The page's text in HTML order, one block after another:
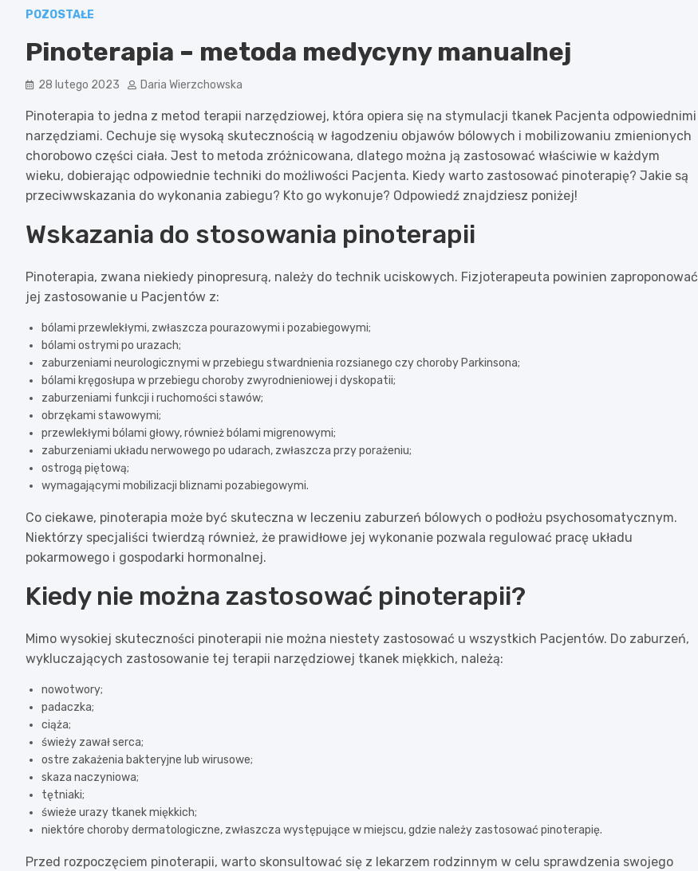
POZOSTAŁE
Pinoterapia – metoda medycyny manualnej
28 lutego 2023 Daria Wierzchowska
Pinoterapia to jedna z metod terapii narzędziowej, która opiera się na stymulacji tkanek Pacjenta odpowiednimi
narzędziami. Cechuje się wysoką skutecznością w łagodzeniu objawów bólowych i mobilizowaniu zmienionych
chorobowo części ciała. Jest to metoda zróżnicowana, dlatego można ją zastosować właściwie w każdym
wieku, dobierając odpowiednie techniki do możliwości Pacjenta. Kiedy warto zastosować pinoterapię? Jakie są
przeciwwskazania do wykonania zabiegu? Kto go wykonuje? Odpowiedź znajdziesz poniżej!
Wskazania do stosowania pinoterapii
Pinoterapia, zwana niekiedy pinopresurą, należy do technik uciskowych. Fizjoterapeuta powinien zaproponować
jej zastosowanie u Pacjentów z:
bólami przewlekłymi, zwłaszcza pourazowymi i pozabiegowymi;
bólami ostrymi po urazach;
zaburzeniami neurologicznymi w przebiegu stwardnienia rozsianego czy choroby Parkinsona;
bólami kręgosłupa w przebiegu choroby zwyrodnieniowej i dyskopatii;
zaburzeniami funkcji i ruchomości stawów;
obrzękami stawowymi;
przewlekłymi bólami głowy, również bólami migrenowymi;
zaburzeniami układu nerwowego po udarach, zwłaszcza przy porażeniu;
ostrogą piętową;
wymagającymi mobilizacji bliznami pozabiegowymi.
Co ciekawe, pinoterapia może być skuteczna w leczeniu zaburzeń bólowych o podłożu psychosomatycznym.
Niektórzy specjaliści twierdzą również, że prawidłowe jej wykonanie pozwala regulować pracę układu
pokarmowego i gospodarki hormonalnej.
Kiedy nie można zastosować pinoterapii?
Mimo wysokiej skuteczności pinoterapii nie można niestety zastosować u wszystkich Pacjentów. Do zaburzeń,
wykluczających zastosowanie tej terapii narzędziowej tkanek miękkich, należą:
nowotwory;
padaczka;
ciąża;
świeży zawał serca;
ostre zakażenia bakteryjne lub wirusowe;
skaza naczyniowa;
tętniaki;
świeże urazy tkanek miękkich;
niektóre choroby dermatologiczne, zwłaszcza występujące w miejscu, gdzie należy zastosować pinoterapię.
Przed rozpoczęciem pinoterapii, warto skonsultować się z lekarzem rodzinnym w celu sprawdzenia swojego